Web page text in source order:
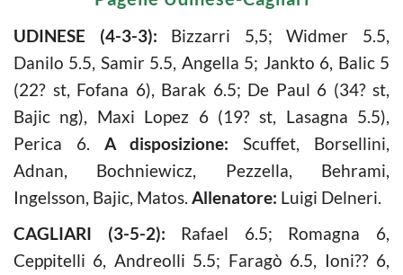
UDINESE (4-3-3): Bizzarri 5,5; Widmer 5.5,
Danilo 5.5, Samir 5.5, Angella 5; Jankto 6, Balic 5
(22? st, Fofana 6), Barak 6.5; De Paul 6 (34? st,
Bajic ng), Maxi Lopez 6 (19? st, Lasagna 5.5),
Perica 6. A disposizione: Scuffet, Borsellini,
Adnan, Bochniewicz, Pezzella, Behrami,
Ingelsson, Bajic, Matos. Allenatore: Luigi Delneri.
CAGLIARI (3-5-2): Rafael 6.5; Romagna 6,
Ceppitelli 6, Andreolli 5.5; Faragò 6.5, Ioni?? 6,